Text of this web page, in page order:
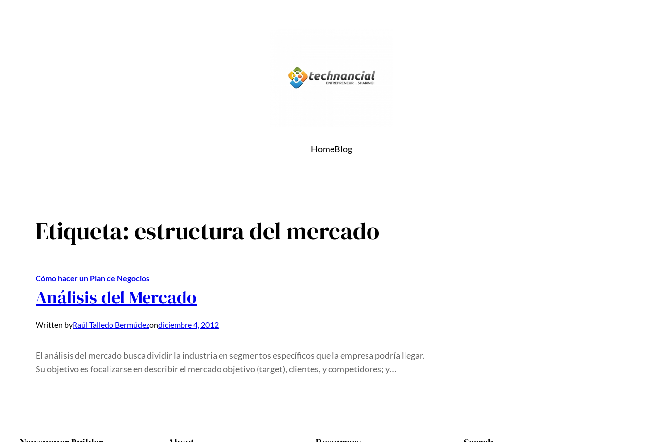
HomeBlog
Etiqueta:estructura del mercado
Cómo hacer un Plan de Negocios
Análisis del Mercado
Written byRaúl Talledo Bermúdezondiciembre 4, 2012
El análisis del mercado busca dividir la industria en segmentos específicos que la empresa podría llegar.
Su objetivo es focalizarse en describir el mercado objetivo (target), clientes, y competidores; y…